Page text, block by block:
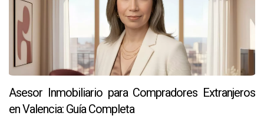
Asesor Inmobiliario para Compradores Extranjeros
en Valencia: Guía Completa